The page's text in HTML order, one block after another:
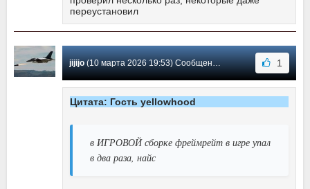
переустановил
jijijo(10 марта 2026 19:53) Сообщение #18 1
Цитата: Гость yellowhood
в ИГРОВОЙ сборке фреймрейт в игре упал
в два раза, найс